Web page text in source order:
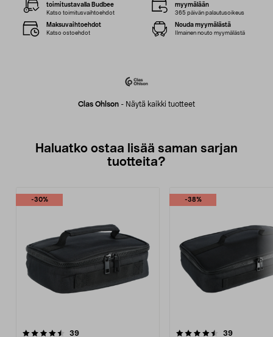
Clas Ohlson - Näytä kaikki tuotteet
toimitustavalla Budbee
Katso toimitusvaihtoehdot
myymälään
365 päivän palautusoikeus
Maksuvaihtoehdot
Katso ostoehdot
Nouda myymälästä
Ilmainen nouto myymälästä
Haluatko ostaa lisää saman sarjan
tuotteita?
-30%
39arvostelut
-38%
4.5viidestä
39arvostelut